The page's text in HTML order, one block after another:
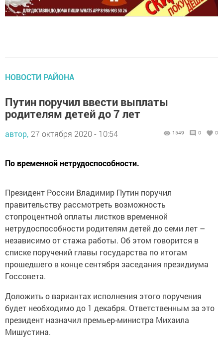
НОВОСТИ РАЙОНА
Путин поручил ввести выплаты
родителям детей до 7 лет
автор, 27 октября 2020 - 10:54 1549 0 0
По временной нетрудоспособности.
Президент России Владимир Путин поручил
правительству рассмотреть возможность
стопроцентной оплаты листков временной
нетрудоспособности родителям детей до семи лет –
независимо от стажа работы. Об этом говорится в
списке поручений главы государства по итогам
прошедшего в конце сентября заседания президиума
Госсовета.
Доложить о вариантах исполнения этого поручения
будет необходимо до 1 декабря. Ответственным за это
президент назначил премьер-министра Михаила
Мишустина.